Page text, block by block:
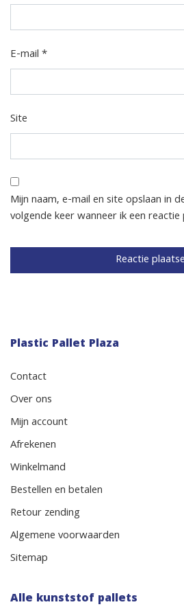
E-mail*
Site
Mijn naam, e-mail en site opslaan in
volgende keer wanneer ik een reactie
Plastic Pallet Plaza
Contact
Over ons
Mijn account
Afrekenen
Winkelmand
Bestellen en betalen
Retour zending
Algemene voorwaarden
Sitemap
Alle kunststof pallets